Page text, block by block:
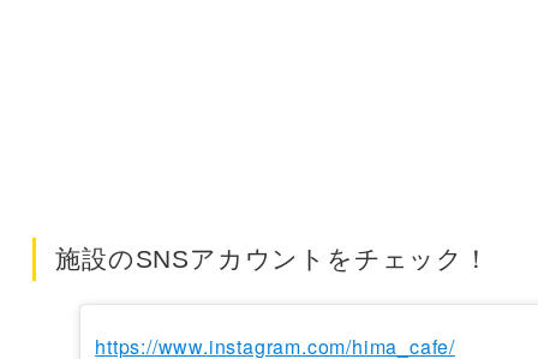
施設のSNSアカウントをチェック！
https://www.instagram.com/hima_cafe/